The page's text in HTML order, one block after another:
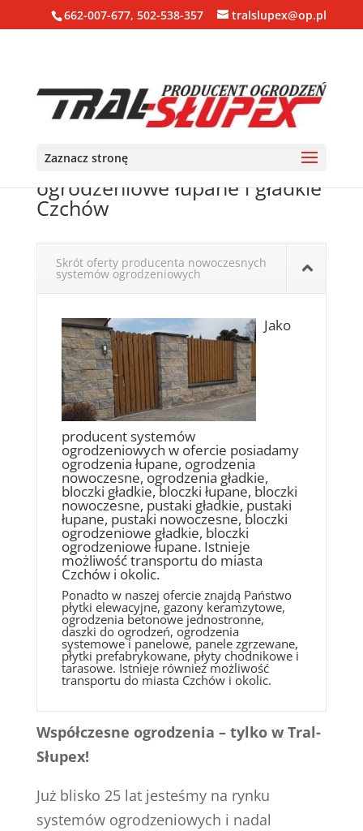
662-007-677, 502-538-357 tralslupex@op.pl
Zaznacz stronę
Ogrodzenia, bloczki, pustaki
ogrodzeniowe łupane i gładkie
Czchów
Skrót oferty producenta nowoczesnych
systemów ogrodzeniowych
Jako
producent systemów
ogrodzeniowych w ofercie posiadamy
ogrodzenia łupane, ogrodzenia
nowoczesne, ogrodzenia gładkie,
bloczki gładkie, bloczki łupane, bloczki
nowoczesne, pustaki gładkie, pustaki
łupane, pustaki nowoczesne, bloczki
ogrodzeniowe gładkie, bloczki
ogrodzeniowe łupane. Istnieje
możliwość transportu do miasta
Czchów i okolic.
Ponadto w naszej ofercie znajdą Państwo
płytki elewacyjne, gazony keramzytowe,
ogrodzenia betonowe jednostronne,
daszki do ogrodzeń, ogrodzenia
systemowe i panelowe, panele zgrzewane,
płytki prefabrykowane, płyty chodnikowe i
tarasowe. Istnieje również możliwość
transportu do miasta Czchów i okolic.
Współczesne ogrodzenia – tylko w Tral-
Słupex!
Już blisko 25 lat jesteśmy na rynku
systemów ogrodzeniowych i nadal